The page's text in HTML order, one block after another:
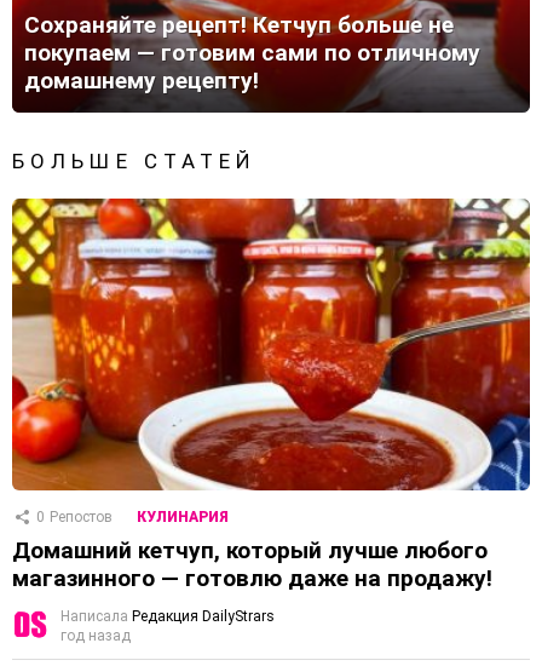
Сохраняйте рецепт! Кетчуп больше не
покупаем — готовим сами по отличному
домашнему рецепту!
БОЛЬШЕ СТАТЕЙ
0 Репостов КУЛИНАРИЯ
Домашний кетчуп, который лучше любого
магазинного — готовлю даже на продажу!
Написала Редакция DailyStrars
год назад